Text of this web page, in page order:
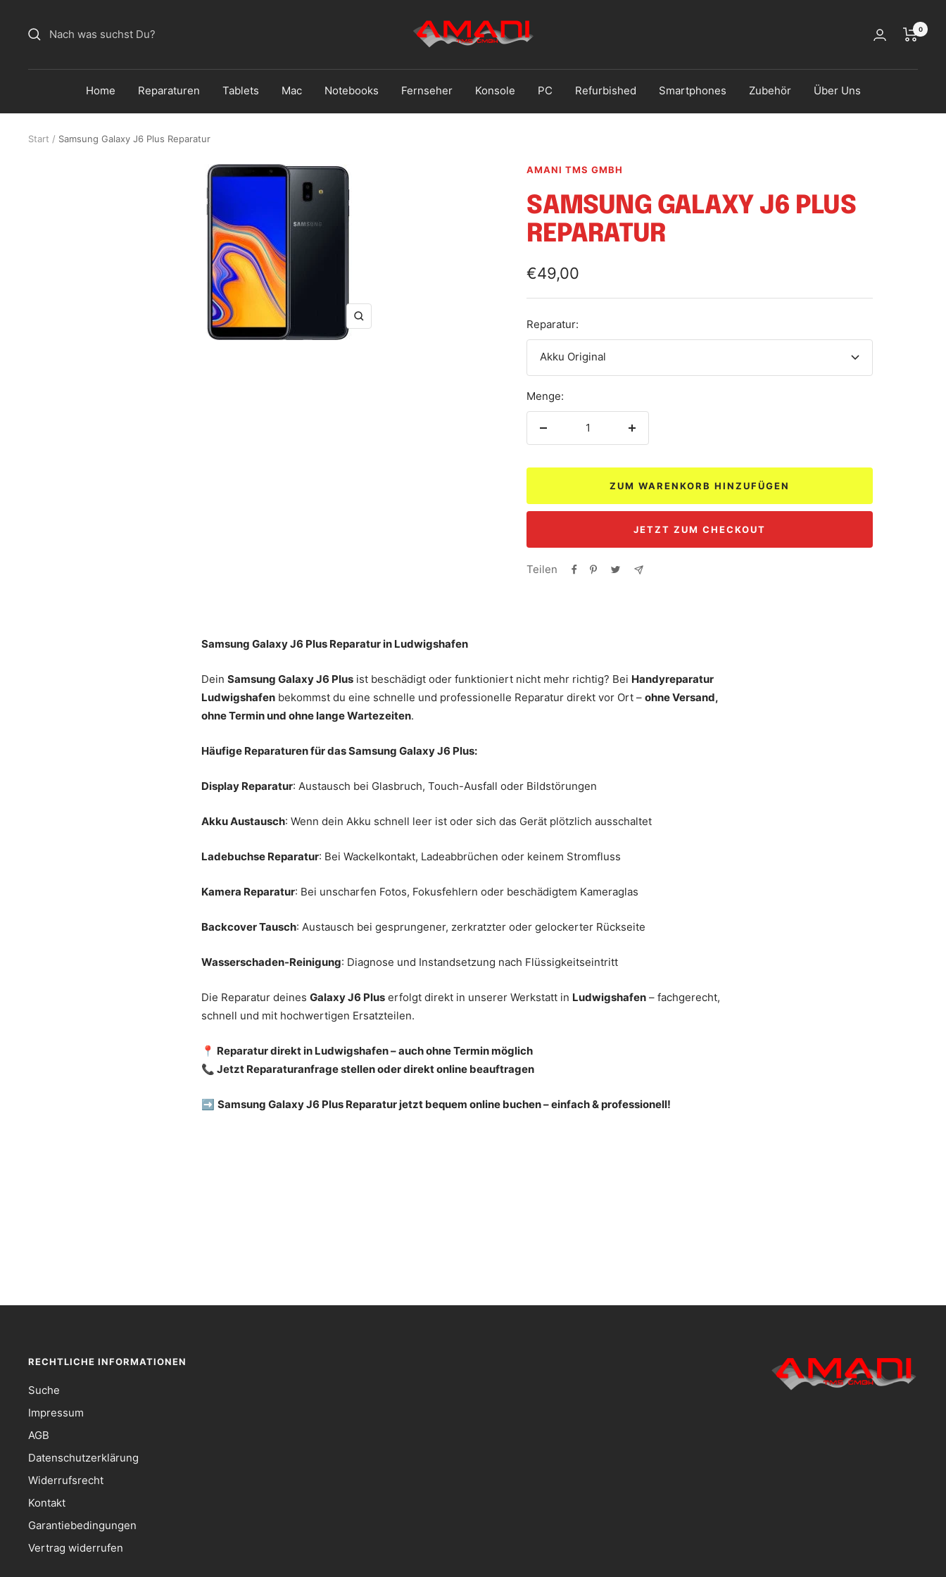
Handy
Reparatur
0
Home Reparaturen Tablets Mac Notebooks Fernseher Konsole PC Refurbished Smartphones Zubehör Über Uns
Start Samsung Galaxy J6 Plus Reparatur
Zoom
AMANI TMS GMBH
SAMSUNG GALAXY J6 PLUS
REPARATUR
Angebotspreis
€49,00
Reparatur:
Akku Original
Menge:
Menge
ZUM WARENKORB HINZUFÜGEN
JETZT ZUM CHECKOUT
Teilen
Samsung Galaxy J6 Plus Reparatur in Ludwigshafen
Dein Samsung Galaxy J6 Plusist beschädigt oder funktioniert nicht mehr richtig? Bei Handyreparatur
Ludwigshafenbekommst du eine schnelle und professionelle Reparatur direkt vor Ort – ohne Versand,
ohne Termin und ohne lange Wartezeiten.
Häufige Reparaturen für das Samsung Galaxy J6 Plus:
Display Reparatur: Austausch bei Glasbruch, Touch-Ausfall oder Bildstörungen
Akku Austausch: Wenn dein Akku schnell leer ist oder sich das Gerät plötzlich ausschaltet
Ladebuchse Reparatur: Bei Wackelkontakt, Ladeabbrüchen oder keinem Stromfluss
Kamera Reparatur: Bei unscharfen Fotos, Fokusfehlern oder beschädigtem Kameraglas
Backcover Tausch: Austausch bei gesprungener, zerkratzter oder gelockerter Rückseite
Wasserschaden-Reinigung: Diagnose und Instandsetzung nach Flüssigkeitseintritt
Die Reparatur deines Galaxy J6 Pluserfolgt direkt in unserer Werkstatt in Ludwigshafen– fachgerecht,
schnell und mit hochwertigen Ersatzteilen.
📍 Reparatur direkt in Ludwigshafen – auch ohne Termin möglich
📞 Jetzt Reparaturanfrage stellen oder direkt online beauftragen
➡️ Samsung Galaxy J6 Plus Reparatur jetzt bequem online buchen – einfach & professionell!
RECHTLICHE INFORMATIONEN
Suche
Impressum
AGB
Datenschutzerklärung
Widerrufsrecht
Kontakt
Garantiebedingungen
Vertrag widerrufen